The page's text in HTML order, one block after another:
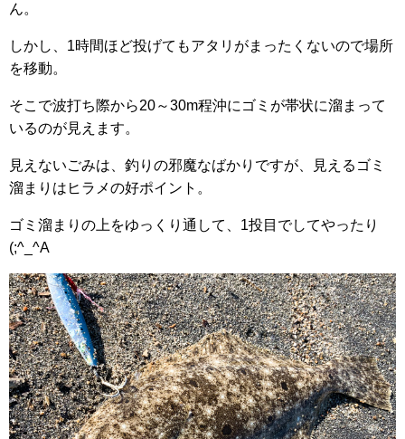
ん。
しかし、1時間ほど投げてもアタリがまったくないので場所
を移動。
そこで波打ち際から20～30m程沖にゴミが帯状に溜まって
いるのが見えます。
見えないごみは、釣りの邪魔なばかりですが、見えるゴミ
溜まりはヒラメの好ポイント。
ゴミ溜まりの上をゆっくり通して、1投目でしてやったり
(;^_^A